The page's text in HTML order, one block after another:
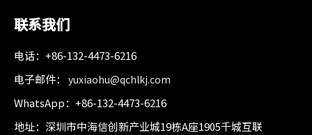
联系我们
电话：+86-132-4473-6216
电子邮件： yuxiaohu@qchlkj.com
WhatsApp：+86-132-4473-6216
地址：深圳市中海信创新产业城19栋A座1905千城互联